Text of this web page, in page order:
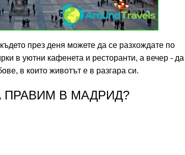
през деня можете да се разхождате по
в уютни кафенета и ресторанти, а вечер - да
в които животът е в разгара си.
ПРАВИМ В МАДРИД?